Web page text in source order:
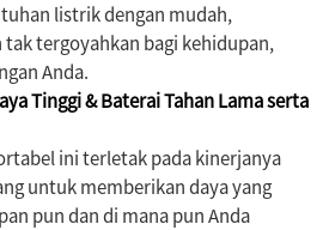
listrik dengan mudah,
tergoyahkan bagi kehidupan,
Anda.
Tinggi & Baterai Tahan Lama serta
ini terletak pada kinerjanya
untuk memberikan daya yang
pun dan di mana pun Anda